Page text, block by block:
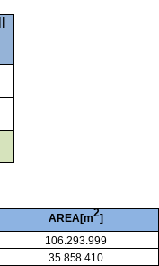
AREA[m2]
106.293.999
35.858.410